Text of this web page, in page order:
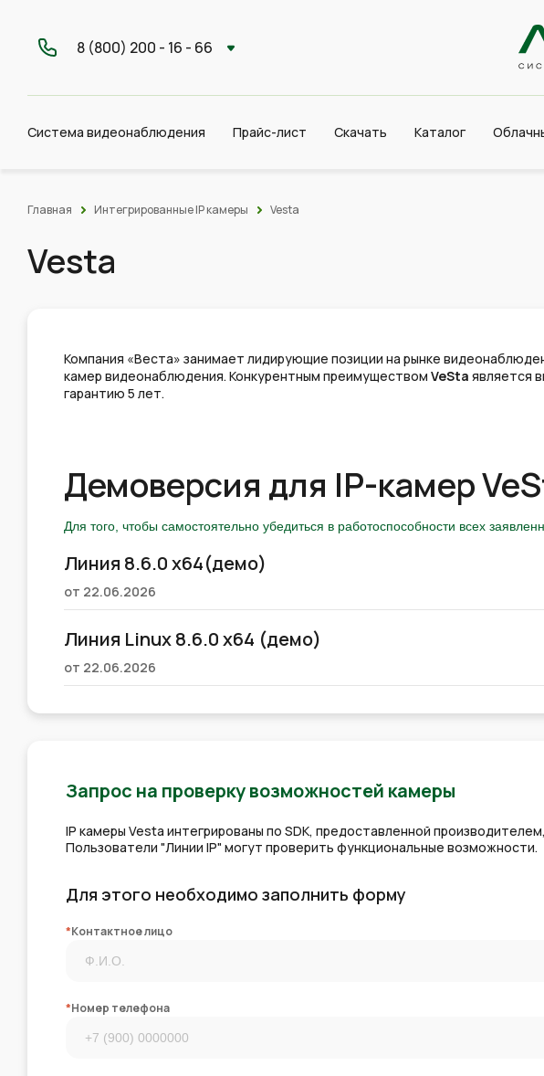
8 (800) 200 - 16 - 66
Система видеонаблюдения Прайс-лист Скачать Каталог
Главная Интегрированные IP камеры Vesta
Vesta
Компания «Веста» занимает лидирующие позиции на рынке
камер видеонаблюдения. Конкурентным преимуществом VeSta является
гарантию 5 лет.
Демоверсия для IP-камер
Для того, чтобы самостоятельно убедиться в работоспособности всех
Линия 8.6.0 x64(демо)
от 22.06.2026
Линия Linux 8.6.0 x64 (демо)
от 22.06.2026
Запрос на проверку возможностей камеры
IP камеры Vesta интегрированы по SDK, предоставленной
Пользователи "Линии IP" могут проверить функциональные возможности.
Для этого необходимо заполнить форму
*Контактное лицо
*Номер телефона